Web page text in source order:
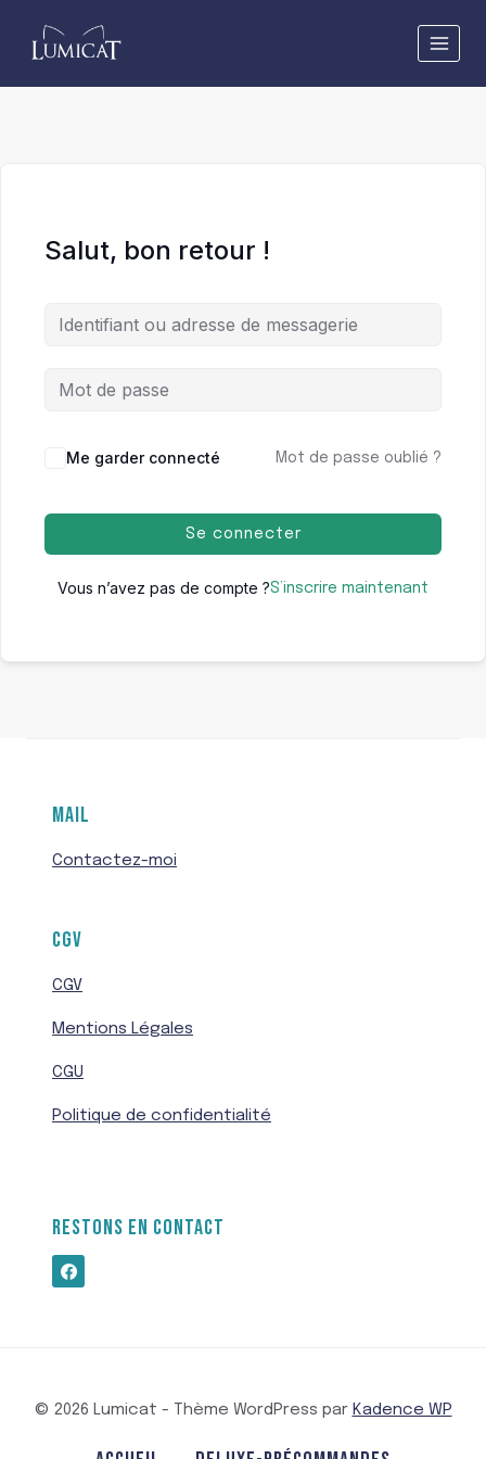
Salut, bon retour !
Me garder connecté Mot de passe oublié ?
Se connecter
Vous n’avez pas de compte ?S’inscrire maintenant
MAIL
Contactez-moi
CGV
CGV
Mentions Légales
CGU
Politique de confidentialité
RESTONS EN CONTACT
© 2026 Lumicat - Thème WordPress par Kadence WP